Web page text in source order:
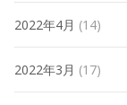
2022年4月 (14)
2022年3月 (17)